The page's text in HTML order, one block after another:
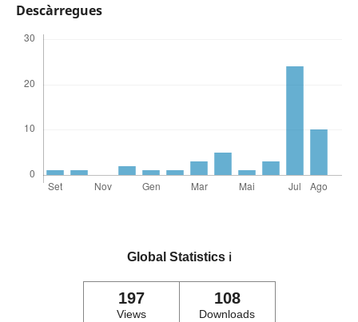
Descàrregues
Global Statistics ℹ️
197
Views
108
Downloads